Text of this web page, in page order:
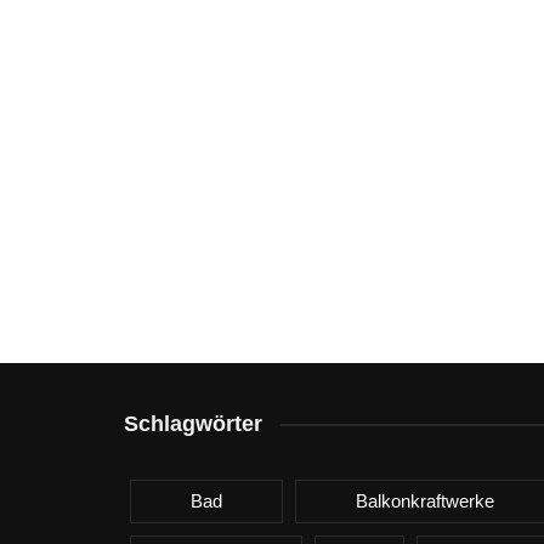
Schlagwörter
Bad Balkonkraftwerke